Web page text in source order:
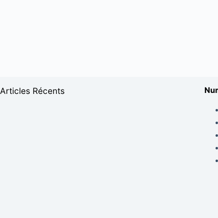
Articles Récents